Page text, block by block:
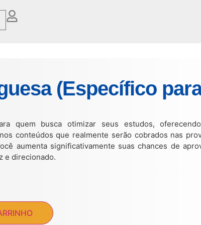
(Específico
quem busca otimizar seus estudos,
conteúdos que realmente serão cobrados nas
aumenta significativamente suas chances de
e direcionado.